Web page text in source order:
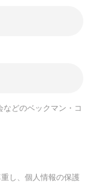
どのベックマン・コ
し、個人情報の保護